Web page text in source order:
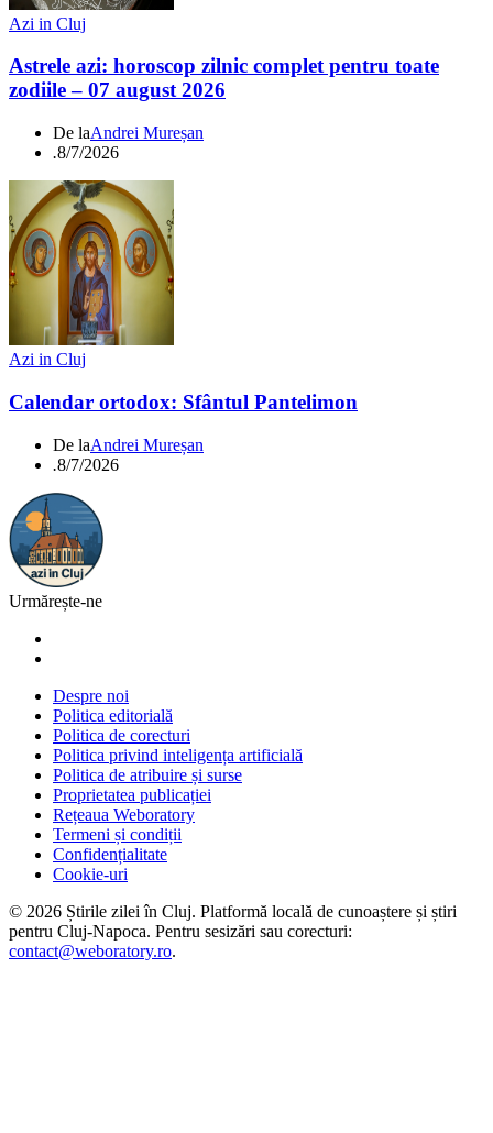
Azi in Cluj
Astrele azi: horoscop zilnic complet pentru toate
zodiile – 07 august 2026
De laAndrei Mureșan
.8/7/2026
Azi in Cluj
Calendar ortodox: Sfântul Pantelimon
De laAndrei Mureșan
.8/7/2026
Urmărește-ne
Despre noi
Politica editorială
Politica de corecturi
Politica privind inteligența artificială
Politica de atribuire și surse
Proprietatea publicației
Rețeaua Weboratory
Termeni și condiții
Confidențialitate
Cookie-uri
© 2026 Știrile zilei în Cluj. Platformă locală de cunoaștere și știri
pentru Cluj-Napoca. Pentru sesizări sau corecturi:
contact@weboratory.ro.